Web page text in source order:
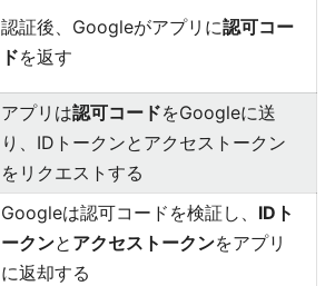
認証後、Googleがアプリに認可コー
ドを返す
アプリは認可コードをGoogleに送
り、IDトークンとアクセストークン
をリクエストする
Googleは認可コードを検証し、 IDト
ークンと アクセストークンをアプリ
に返却する